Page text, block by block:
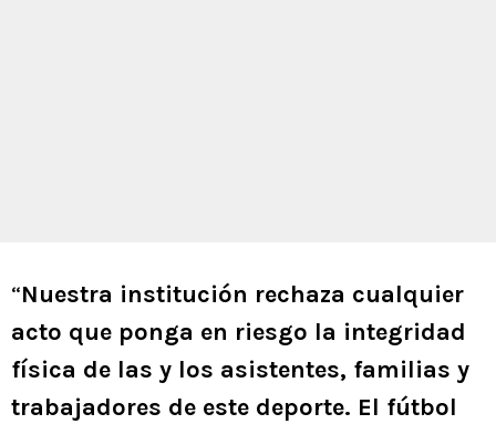
“Nuestra institución rechaza cualquier
acto que ponga en riesgo la integridad
física de las y los asistentes, familias y
trabajadores de este deporte. El fútbol